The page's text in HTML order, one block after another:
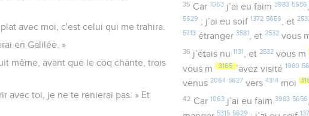
avec moi, c'est celui qui me trahira.
en Galilée. »
même, avant que le coq chante, trois
avec toi, je ne te renierai pas. » Et
35 Car 1063j’ai eu faim 3983 5656
5629 ; j’ai eu soif 1372 5656 , et
5713 étranger3581 , et2532 vous
36 j’étais nu 1131 , et 2532vous m
vous m 3165 ’avez visité 1980
venus2064 5627 vers4314 moi
42 Car 1063j’ai eu faim 3983 5656
5315 5629